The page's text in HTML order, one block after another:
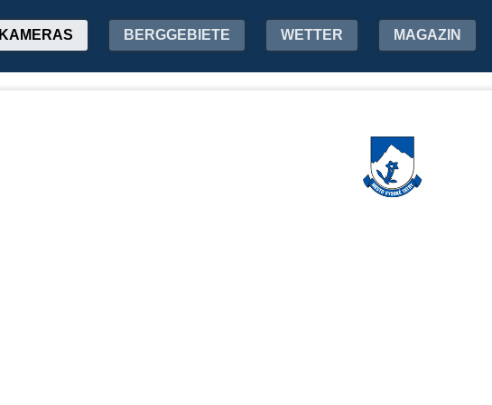
KAMERAS BERGGEBIETE WETTER MAGAZIN